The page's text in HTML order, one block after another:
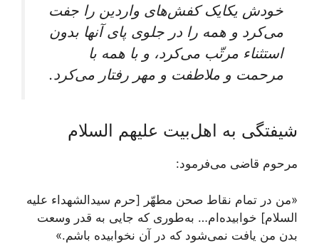
خودش یکایک کفش‌های واردین را جفت
می‌کرد و همه را در جلوی پای آنها بدون
استثناء مرتّب می‌کرد، و با همه با
مرحمت و ملاطفت و مهر رفتار می‌کرد.
شیفتگی به اهل‌بیت علیهم السلام
مرحوم قاضی می‌فرمود:
«من در تمام نقاط صحن مطهّر [حرم سیدالشهداء علیه
السلام] خوابیده‌ام… به‌طوری‌ که جایی به قدر وسعت
بدن من یافت نمی‌شود که در آن نخوابیده باشم.»